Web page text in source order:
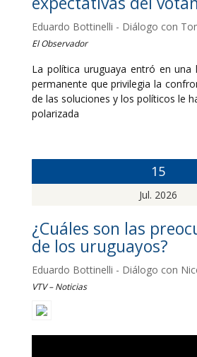
Eduardo Bottinelli - Diálogo con
El Observador
La política uruguaya entró en una
permanente que privilegia la
de las soluciones y los políticos le
polarizada
15
Jul. 2026
¿Cuáles son las
de los uruguayos?
Eduardo Bottinelli - Diálogo con
VTV – Noticias